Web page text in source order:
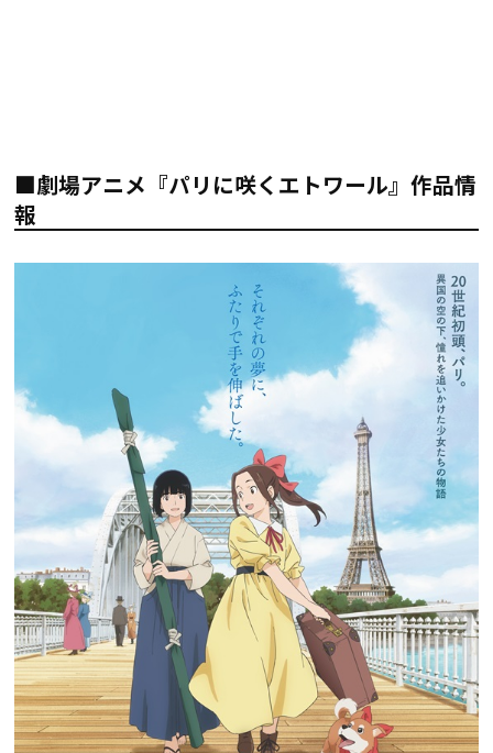
■劇場アニメ『パリに咲くエトワール』作品情
報